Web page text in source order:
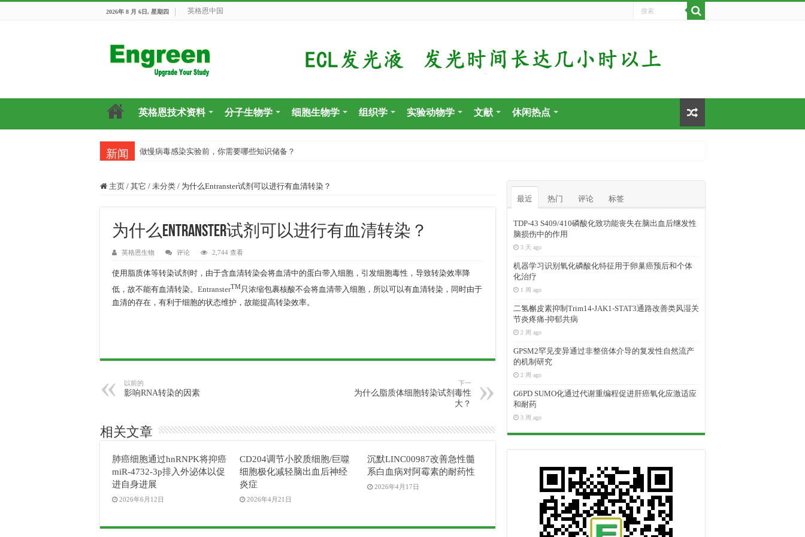
2026年 8 月 6日, 星期四 英格恩中国
英格恩技术资料 分子生物学 细胞生物学 组织学 实验动物学 文献 休闲热点
新闻 做慢病毒感染实验前，你需要哪些知识储备？
主页 / 其它 / 未分类 / 为什么Entranster试剂可以进行有血清转染？
为什么Entranster试剂可以进行有血清转染？
英格恩生物 评论 2,744 查看
使用脂质体等转染试剂时，由于含血清转染会将血清中的蛋白带入细胞，引发细胞毒性，导致转染效率降
低，故不能有血清转染。 EntransterTM只浓缩包裹核酸不会将血清带入细胞，所以可以有血清转染，同时由于
血清的存在，有利于细胞的状态维护，故能提高转染效率。
以前的
影响RNA转染的因素
下一
为什么脂质体细胞转染试剂毒性
大？
相关文章
肺癌细胞通过hnRNPK将抑癌
miR-4732-3p排入外泌体以促
进自身进展
2026年6月12日
CD204调节小胶质细胞/巨噬
细胞极化减轻脑出血后神经
炎症
2026年4月21日
沉默LINC00987改善急性髓
系白血病对阿霉素的耐药性
2026年4月17日
最近 热门 评论 标签
TDP-43 S409/410磷酸化致功能丧失在脑出血后继发性
脑损伤中的作用
3 天 ago
机器学习识别氧化磷酸化特征用于卵巢癌预后和个体
化治疗
1 周 ago
二氢槲皮素抑制Trim14-JAK1-STAT3通路改善类风湿关
节炎疼痛-抑郁共病
2 周 ago
GPSM2罕见变异通过非整倍体介导的复发性自然流产
的机制研究
2 周 ago
G6PD SUMO化通过代谢重编程促进肝癌氧化应激适应
和耐药
3 周 ago